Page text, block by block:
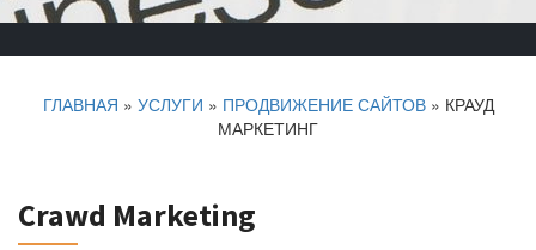
ГЛАВНАЯ » УСЛУГИ » ПРОДВИЖЕНИЕ САЙТОВ» КРАУД
МАРКЕТИНГ
Crawd Marketing